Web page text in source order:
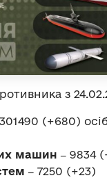
з
301490 (+680)
машин ‒ 9834
‒ 7250 (+23)